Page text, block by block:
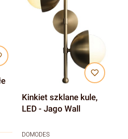
Kinkiet szklane kule,
LED - Jago Wall
DOMODES